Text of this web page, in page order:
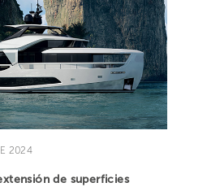
2024
de superficies